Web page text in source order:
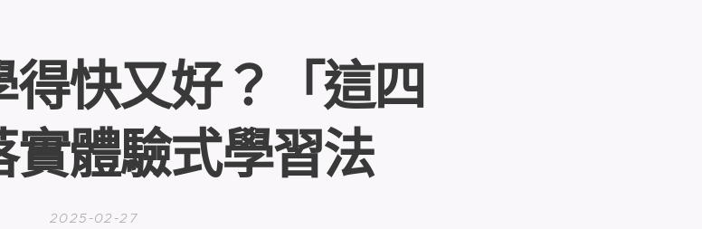
快又好？「這四
實體驗式學習法
2025-02-27